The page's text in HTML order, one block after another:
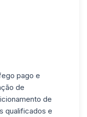
pago e
de
de
qualificados e